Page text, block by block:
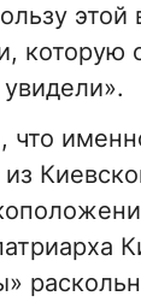
этой
которую
что